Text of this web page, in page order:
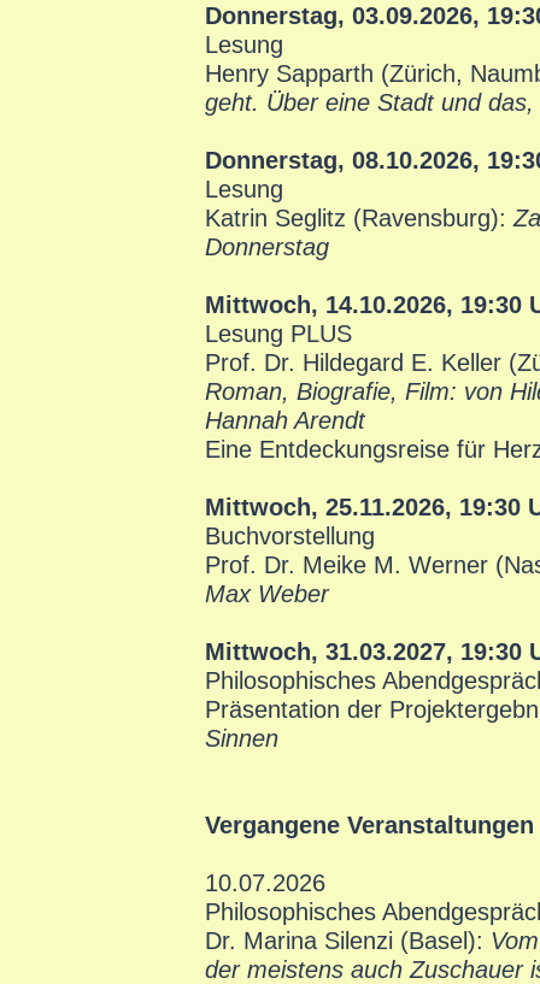
Donnerstag, 03.09.2026,
Lesung
Henry Sapparth (Zürich,
geht. Über eine Stadt und
Donnerstag, 08.10.2026,
Lesung
Katrin Seglitz (Ravensburg):
Donnerstag
Mittwoch, 14.10.2026, 19:30
Lesung PLUS
Prof. Dr. Hildegard E. Keller
Roman, Biografie, Film: von
Hannah Arendt
Eine Entdeckungsreise für
Mittwoch, 25.11.2026, 19:30
Buchvorstellung
Prof. Dr. Meike M. Werner
Max Weber
Mittwoch, 31.03.2027, 19:30
Philosophisches
Präsentation der
Sinnen
Vergangene Veranstaltungen
10.07.2026
Philosophisches
Dr. Marina Silenzi (Basel):
der meistens auch Zuschauer